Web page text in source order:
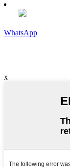
WhatsApp
x